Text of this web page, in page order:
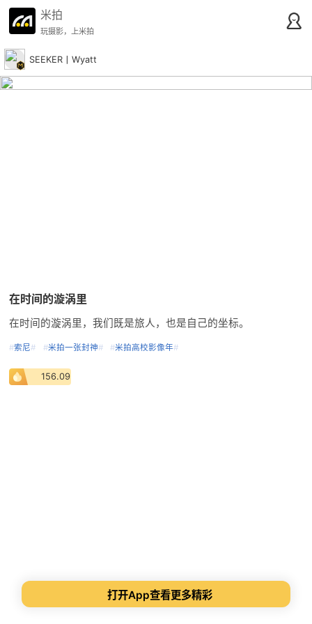
米拍
玩摄影，上米拍
SEEKER丨Wyatt
在时间的漩涡里
在时间的漩涡里，我们既是旅人，也是自己的坐标。
#索尼# #米拍一张封神# #米拍高校影像年#
156.09
打开App查看更多精彩